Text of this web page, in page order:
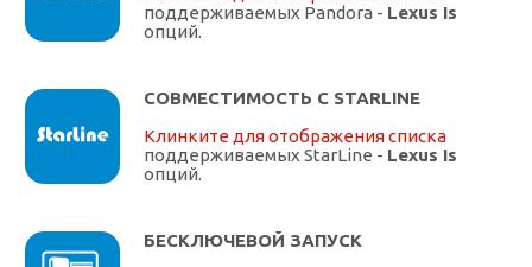
поддерживаемых Pandora - Lexus Is
опций.
СОВМЕСТИМОСТЬ С STARLINE
Клинките для отображения списка
поддерживаемых StarLine - Lexus Is
опций.
БЕСКЛЮЧЕВОЙ ЗАПУСК